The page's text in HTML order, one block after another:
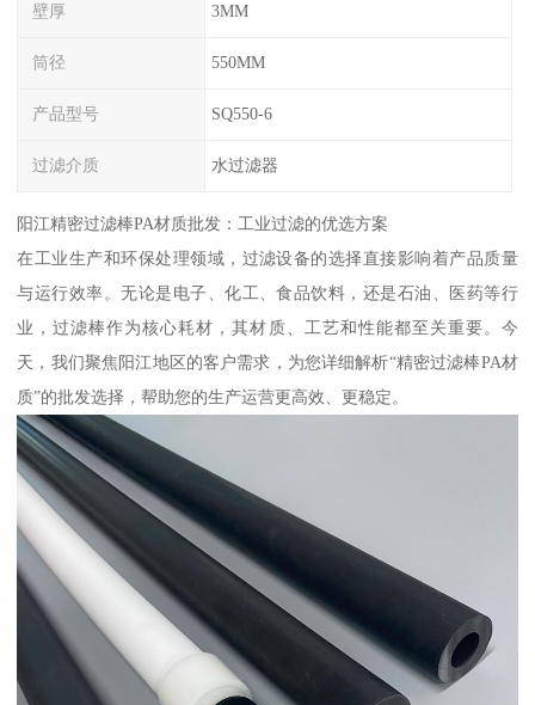
壁厚 3MM
筒径 550MM
产品型号 SQ550-6
过滤介质 水过滤器
阳江精密过滤棒PA材质批发：工业过滤的优选方案
在工业生产和环保处理领域，过滤设备的选择直接影响着产品质量
与运行效率。无论是电子、化工、食品饮料，还是石油、医药等行
业，过滤棒作为核心耗材，其材质、工艺和性能都至关重要。今
天，我们聚焦阳江地区的客户需求，为您详细解析“精密过滤棒PA材
质”的批发选择，帮助您的生产运营更高效、更稳定。